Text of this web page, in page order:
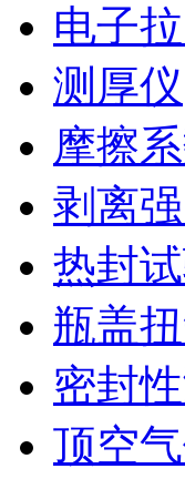
电子
测厚仪
摩擦
剥离
热封
瓶盖
密封
顶空